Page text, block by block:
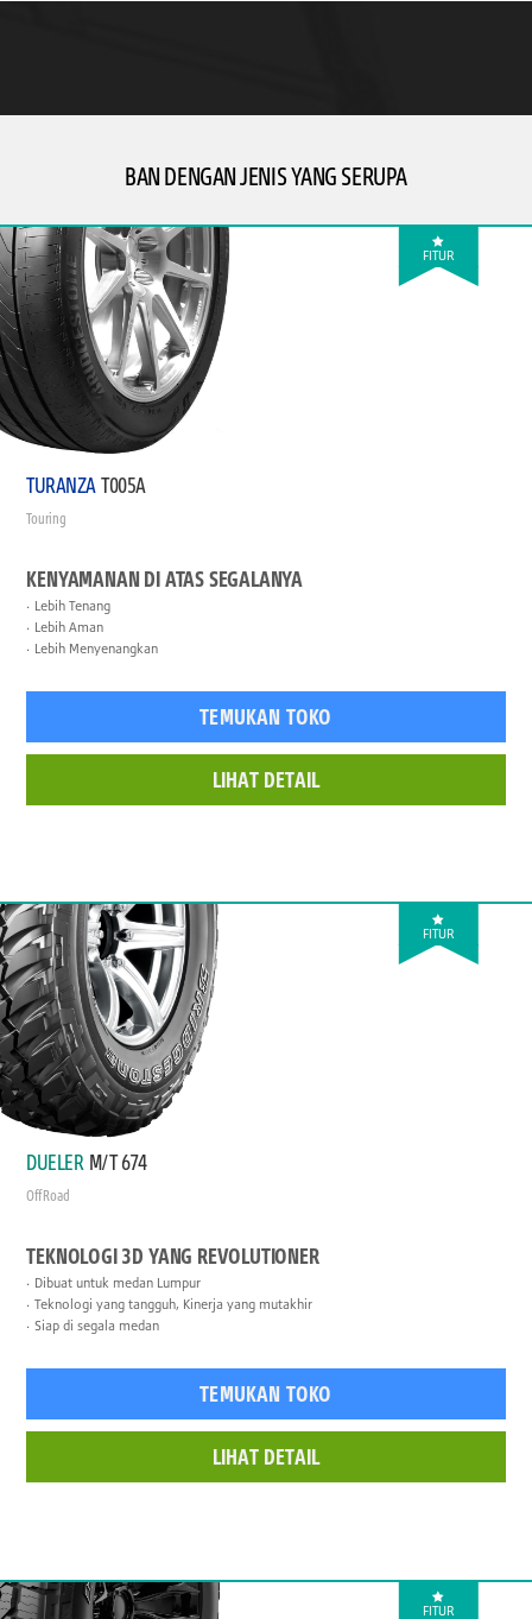
BAN DENGAN JENIS YANG SERUPA
FITUR
TURANZAT005A
Touring
KENYAMANAN DI ATAS SEGALANYA
Lebih Tenang
Lebih Aman
Lebih Menyenangkan
TEMUKAN TOKO
LIHAT DETAIL
FITUR
DUELER M/T 674
Off Road
TEKNOLOGI 3D YANG REVOLUTIONER
Dibuat untuk medan Lumpur
Teknologi yang tangguh, Kinerja yang mutakhir
Siap di segala medan
TEMUKAN TOKO
LIHAT DETAIL
FITUR